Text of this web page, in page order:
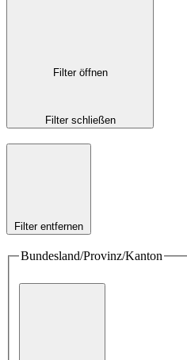
Filter öffnen
Filter schließen
Filter entfernen
Bundesland/Provinz/Kanton